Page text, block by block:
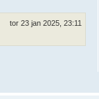
tor 23 jan 2025, 23:11